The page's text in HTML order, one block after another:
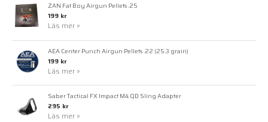
ZAN Fat Boy Airgun Pellets .25
199 kr
Läs mer »
AEA Center Punch Airgun Pellets .22 (25.3 grain)
199 kr
Läs mer »
Saber Tactical FX Impact M4 QD Sling Adapter
295 kr
Läs mer »